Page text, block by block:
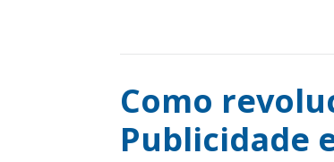
Como
Publicidade